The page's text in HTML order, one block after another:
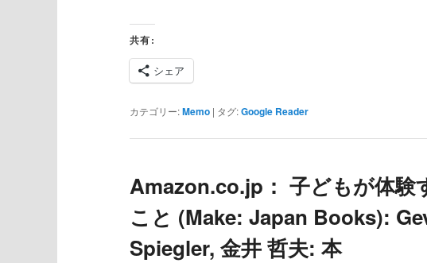
共有:
シェア
カテゴリー:Memo | タグ:Google Reader
Amazon.co.jp： 子どもが体験
こと (Make: Japan Books):
Spiegler, 金井 哲夫: 本